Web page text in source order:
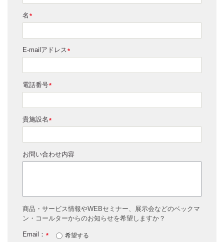
*
名
*
E-mailアドレス
*
電話番号
*
貴施設名
お問い合わせ内容
商品・サービス情報やWEBセミナー、展示会などのベックマ
ン・コールターからのお知らせを希望しますか？
*
Email：
希望する